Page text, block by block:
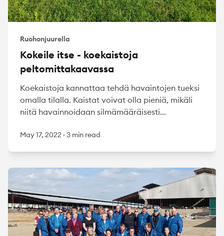
Ruohonjuurella
Kokeile itse - koekaistoja
peltomittakaavassa
Koekaistoja kannattaa tehdä havaintojen tueksi
omalla tilalla. Kaistat voivat olla pieniä, mikäli
niitä havainnoidaan silmämääräisesti...
May 17, 2022 · 3 min read